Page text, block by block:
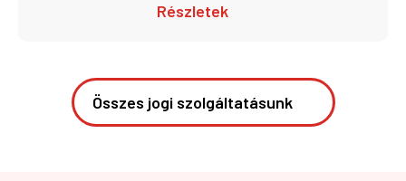
Részletek
Összes jogi szolgáltatásunk